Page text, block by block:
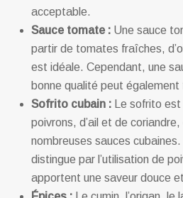
acceptable.
Sauce tomate : Une sauce
partir de tomates fraîches,
est idéale. Cependant, une
bonne qualité peut également
Sofrito cubain :
Le sofrito
poivrons, d’ail et de
nombreuses sauces
distingue par l’utilisation de
apportent une saveur douce